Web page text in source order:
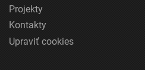
Projekty
Kontakty
Upraviť cookies